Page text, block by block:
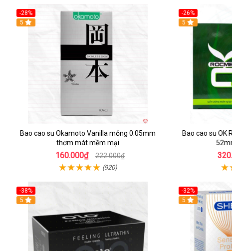
-28%
Hot
5
Bao cao su Okamoto Vanilla mỏng 0.05mm
thơm mát mềm mại
160.000₫ 222.000₫
(920)
-26%
Hot
5
Bao cao su OK
-38%
5
-32%
5